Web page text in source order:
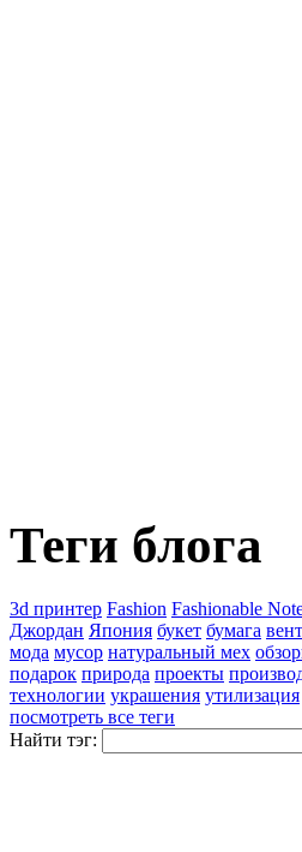
Теги блога
3d принтер Fashion Fashionable
Джордан Япония букет бумага
мода мусор натуральный мех
подарок природа проекты
технологии украшения утилизация
посмотреть все теги
Найти тэг: